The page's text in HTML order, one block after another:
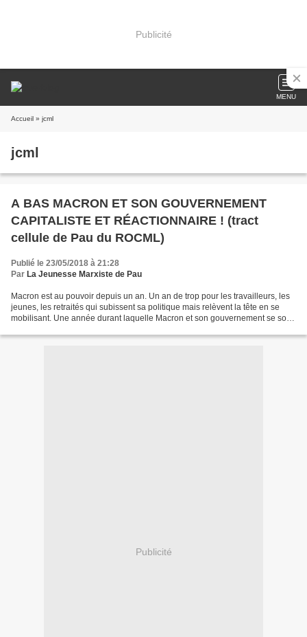
Publicité
MENU
Accueil » jcml
jcml
A BAS MACRON ET SON GOUVERNEMENT
CAPITALISTE ET RÉACTIONNAIRE ! (tract
cellule de Pau du ROCML)
Publié le 23/05/2018 à 21:28
Par La Jeunesse Marxiste de Pau
Macron est au pouvoir depuis un an. Un an de trop pour les travailleurs, les
jeunes, les retraités qui subissent sa politique mais relèvent la tête en se
mobilisant. Une année durant laquelle Macron et son gouvernement se sont
Publicité